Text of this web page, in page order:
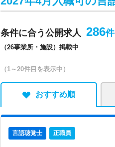
条件に合う公開求人 286
（26事業所・施設）掲載中
（1～20件目を表示中）
おすすめ順
言語聴覚士 正職員